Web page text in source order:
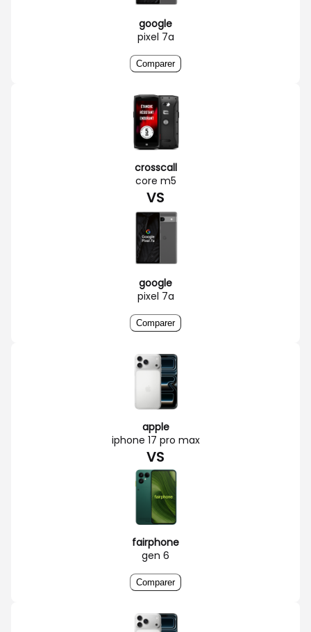
google
pixel 7a
Comparer
crosscall
core m5
VS
google
pixel 7a
Comparer
apple
iphone 17 pro max
VS
fairphone
gen 6
Comparer